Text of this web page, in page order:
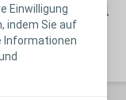
Einwilligung
indem Sie auf
Informationen
im Rollstuhl